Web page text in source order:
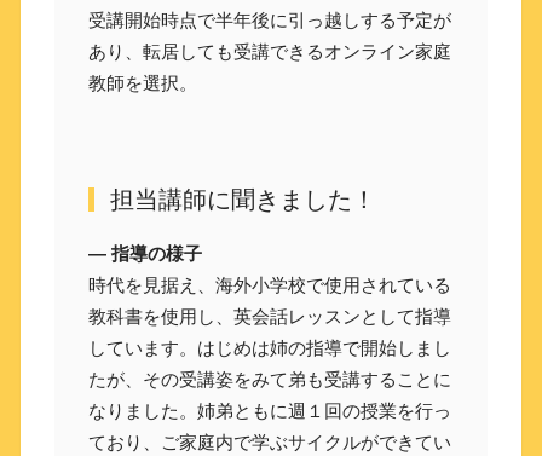
受講開始時点で半年後に引っ越しする予定が
あり、転居しても受講できるオンライン家庭
教師を選択。
担当講師に聞きました！
― 指導の様子
時代を見据え、海外小学校で使用されている
教科書を使用し、英会話レッスンとして指導
しています。はじめは姉の指導で開始しまし
たが、その受講姿をみて弟も受講することに
なりました。姉弟ともに週１回の授業を行っ
ており、ご家庭内で学ぶサイクルができてい